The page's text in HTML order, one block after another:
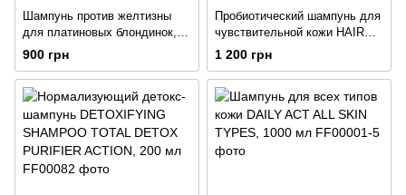
Шампунь против желтизны
для платиновых блондинок,
250 мл
900 грн
Пробиотический шампунь для
чувствительной кожи HAIR
SHAMPOO PHYTO BIOTIC,
1 200 грн